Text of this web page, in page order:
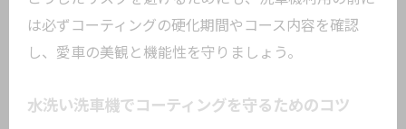
は必ずコーティングの硬化期間やコース内容を確認
し、愛車の美観と機能性を守りましょう。
水洗い洗車機でコーティングを守るためのコツ